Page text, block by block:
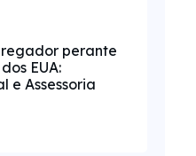
perante
EUA:
e Assessoria